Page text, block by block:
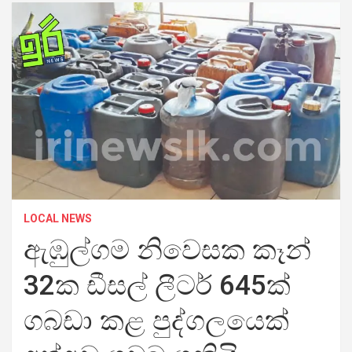
LOCAL NEWS
ඇඹු­ල්ගම නිවෙ­ස­ක කෑන්
32ක ඩීසල් ලීටර් 645ක්
ගබඩා කළ පුද්ගලයෙක්